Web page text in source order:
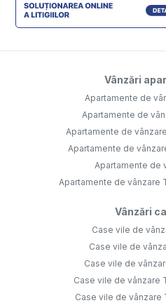
Vânzări
Apartamente de
Apartamente de
Apartamente de
Apartamente de
Apartamente de
Apartamente de vânzare
Vânzări
Case vile de
Case vile de
Case vile de
Case vile de vânzare
Case vile de vânzare